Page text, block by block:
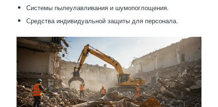
Системы пылеулавливания и шумопоглощения.
Средства индивидуальной защиты для персонала.